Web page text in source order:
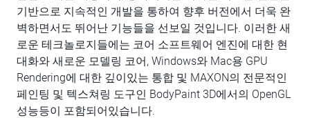
기반으로 지속적인 개발을 통하여 향후 버전에서 더욱 완
벽하면서도 뛰어난 기능들을 선보일 것입니다. 이러한 새
로운 테크놀로지들에는 코어 소프트웨어 엔진에 대한 현
대화와 새로운 모델링 코어, Windows와 Mac용 GPU
Rendering에 대한 깊이있는 통합 및 MAXON의 전문적인
페인팅 및 텍스쳐링 도구인 BodyPaint 3D에서의 OpenGL
성능등이 포함되어있습니다.